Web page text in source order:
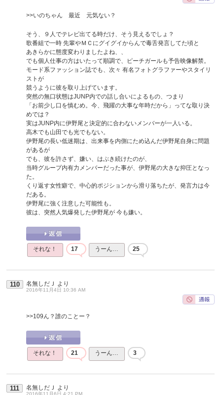
>>いのちゃん 最近 元気ない？
そう、９人でテレビ出てる時だけ、そう見えるでしょ？
歌番組で一時 先輩やＭＣにグイグイからんで毒舌発言してた頃と
あきらかに態度変わりましたよね、、
でも個人仕事の方はいたって順調で、ピーチガールも予告映像解禁。
モード系ファッション誌でも、次々 有名フォトグラファーやスタイリ
ストが
競うように彼を取り上げています。
突然の無口状態はJUNP内での話し合いによるもの、つまり
「お前少し口を慎むめ。今、飛躍の大事な年時だから」ってな取り決
めでは？
実はJUNP内に伊野尾と決定的に合わないメンバーが一人いる。
高木でも山田でも光でもない。
伊野尾の長い低迷期は、出来事を内側にため込んだ伊野尾自身に問題
があるが
でも、彼を許さず、嫌い、はぶき続けたのが、
当時グループ内有力メンバーだった事が、伊野尾の大きな抑圧となっ
た。
くり返す女性癖で、中心的ポジションから滑り落ちたが、発言力は今
だある。
伊野尾に強く注意した可能性も。
彼は、突然人気爆発した伊野尾が 今も嫌い。
それな！ 17 うーん… 25
110 名無しだＪ より
2016年11月4日 10:36 AM
>>109ん？誰のことー？
それな！ 21 うーん… 3
111 名無しだＪ より
2016年11月6日 4:21 PM